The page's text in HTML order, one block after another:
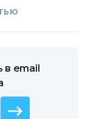
в email